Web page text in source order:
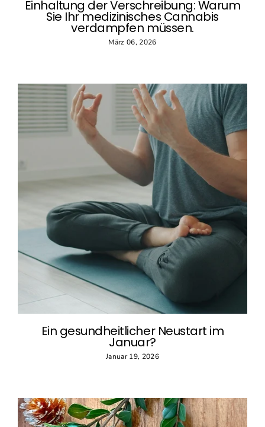
Einhaltung der Verschreibung: Warum
Sie Ihr medizinisches Cannabis
verdampfen müssen.
März 06, 2026
Ein gesundheitlicher Neustart im
Januar?
Januar 19, 2026